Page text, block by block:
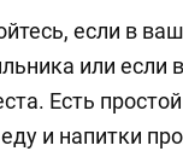
если в
или если
Есть
и напитки